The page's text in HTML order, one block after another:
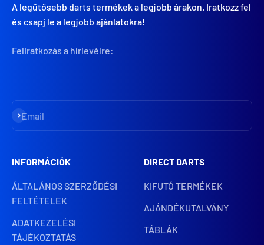
A legütősebb darts termékek a legjobb árakon. Iratkozz fel
és csapj le a legjobb ajánlatokra!
Feliratkozás a hírlevélre:
Email
Iratkozz fel
INFORMÁCIÓK
ÁLTALÁNOS SZERZŐDÉSI
FELTÉTELEK
ADATKEZELÉSI
TÁJÉKOZTATÁS
DIRECT DARTS
KIFUTÓ TERMÉKEK
AJÁNDÉKUTALVÁNY
TÁBLÁK